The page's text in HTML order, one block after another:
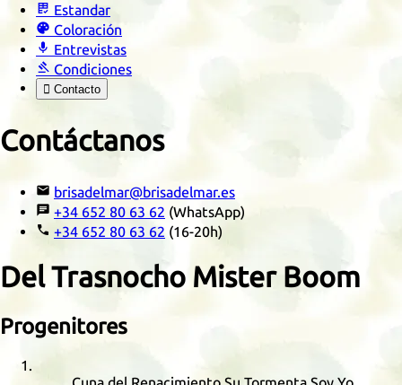
 Estandar
 Coloración
 Entrevistas
 Condiciones
 Contacto
Contáctanos
 brisadelmar@brisadelmar.es
 +34 652 80 63 62 (WhatsApp)
 +34 652 80 63 62 (16-20h)
Del Trasnocho Mister Boom
Progenitores